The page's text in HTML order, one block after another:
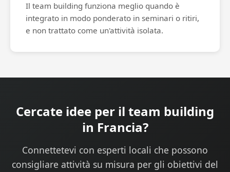
Il team building funziona meglio quando è
integrato in modo ponderato in seminari o ritiri,
e non trattato come un'attività isolata.
Cercate idee per il team building
in Francia?
Connettetevi con esperti locali che possono
consigliare attività su misura per gli obiettivi del